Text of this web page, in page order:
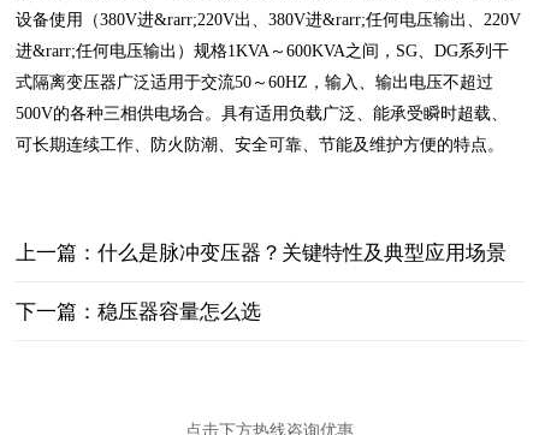
设备使用（380V进&rarr;220V出、380V进&rarr;任何电压输出、220V
进&rarr;任何电压输出）规格1KVA～600KVA之间，SG、DG系列干
式隔离变压器广泛适用于交流50～60HZ，输入、输出电压不超过
500V的各种三相供电场合。具有适用负载广泛、能承受瞬时超载、
可长期连续工作、防火防潮、安全可靠、节能及维护方便的特点。
上一篇：什么是脉冲变压器？关键特性‌及典型应用场景‌
下一篇：稳压器容量怎么选
点击下方热线咨询优惠